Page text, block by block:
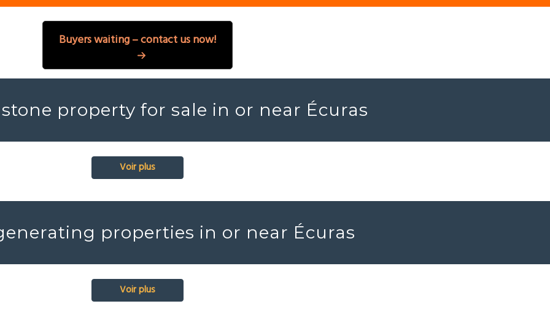
Buyers waiting – contact us now!
property for sale in or near Écuras
Voir plus
properties in or near Écuras
Voir plus